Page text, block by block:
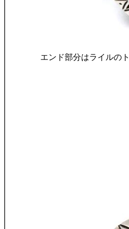
エンド部分はライルの